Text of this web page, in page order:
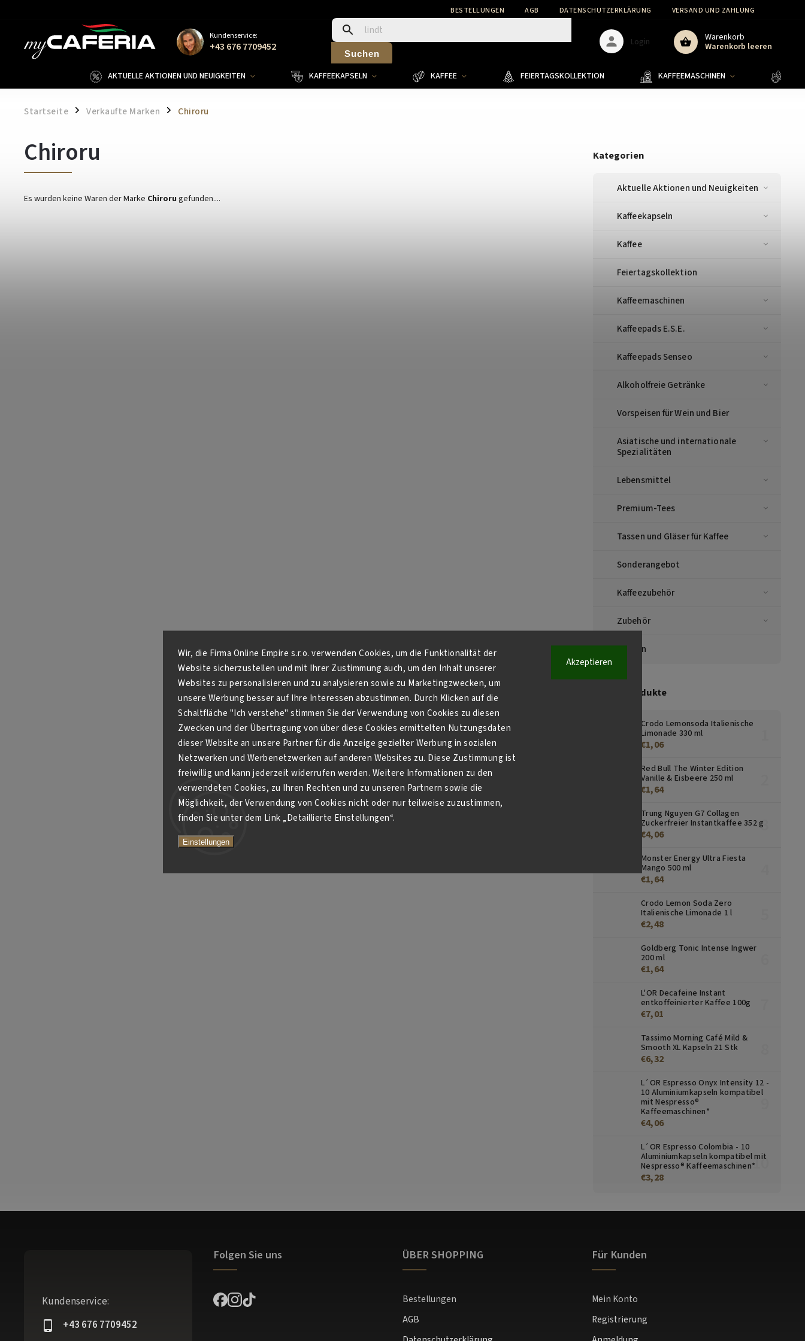
Wir, die Firma Online Empire s.r.o. verwenden Cookies, um die Funktionalität der
Website sicherzustellen und mit Ihrer Zustimmung auch, um den Inhalt unserer
Websites zu personalisieren und zu analysieren sowie zu Marketingzwecken, um
unsere Werbung besser auf Ihre Interessen abzustimmen. Durch Klicken auf die
Schaltfläche "Ich verstehe" stimmen Sie der Verwendung von Cookies zu diesen
Zwecken und der Übertragung von über diese Cookies ermittelten Nutzungsdaten
dieser Website an unsere Partner für die Anzeige gezielter Werbung in sozialen
Netzwerken und Werbenetzwerken auf anderen Websites zu. Diese Zustimmung ist
freiwillig und kann jederzeit widerrufen werden. Weitere Informationen zu den
verwendeten Cookies, zu Ihren Rechten und zu unseren Partnern sowie die
Möglichkeit, der Verwendung von Cookies nicht oder nur teilweise zuzustimmen,
finden Sie unter dem Link „Detaillierte Einstellungen“.
Einstellungen
Akzeptieren
BESTELLUNGEN AGB DATENSCHUTZERKLÄRUNG VERSAND UND ZAHLUNG
Kundenservice:
+43 676 7709452 Suchen
Warenkorb
Warenkorb leeren
Login
AKTUELLE AKTIONEN UND NEUIGKEITEN KAFFEEKAPSELN KAFFEE FEIERTAGSKOLLEKTION KAFFEEMASCHINEN
Startseite / Verkaufte Marken / Chiroru
Kategorien
Aktuelle Aktionen und Neuigkeiten
Kaffeekapseln
Kaffee
Feiertagskollektion
Kaffeemaschinen
Kaffeepads E.S.E.
Kaffeepads Senseo
Alkoholfreie Getränke
Vorspeisen für Wein und Bier
Asiatische und internationale
Spezialitäten
Lebensmittel
Premium-Tees
Tassen und Gläser für Kaffee
Sonderangebot
Kaffeezubehör
Zubehör
Marken
Top 10 Produkte
Crodo Lemonsoda Italienische
Limonade 330 ml
€1,06
Red Bull The Winter Edition
Vanille & Eisbeere 250 ml
€1,64
Trung Nguyen G7 Collagen
Zuckerfreier Instantkaffee 352 g
€4,06
Monster Energy Ultra Fiesta
Mango 500 ml
€1,64
Crodo Lemon Soda Zero
Italienische Limonade 1 l
€2,48
Goldberg Tonic Intense Ingwer
200 ml
€1,64
L'OR Decafeine Instant
entkoffeinierter Kaffee 100g
€7,01
Tassimo Morning Café Mild &
Smooth XL Kapseln 21 Stk
€6,32
L´OR Espresso Onyx Intensity 12 -
10 Aluminiumkapseln kompatibel
mit Nespresso®
Kaffeemaschinen*
€4,06
L´OR Espresso Colombia - 10
Aluminiumkapseln kompatibel mit
Nespresso® Kaffeemaschinen*
€3,28
Chiroru
Es wurden keine Waren der Marke Chiroru gefunden....
Kundenservice:
+43 676 7709452
Folgen Sie uns ÜBER SHOPPING
Bestellungen
AGB
Für Kunden
Mein Konto
Registrierung